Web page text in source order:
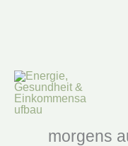
Inhalt
springen
morgens